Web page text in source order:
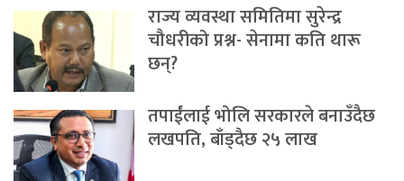
राज्य व्यवस्था समितिमा सुरेन्द्र
चौधरीको प्रश्न- सेनामा कति थारू
छन्?
तपाईंलाई भोलि सरकारले बनाउँदैछ
लखपति, बाँड्दैछ २५ लाख